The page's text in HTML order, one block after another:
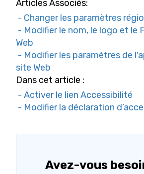
Articles Associés:
- Changer les paramètres
- Modifier le nom, le logo et le
Web
- Modifier les paramètres de
site Web
Dans cet article :
- Activer le lien Accessibilité
- Modifier la déclaration
Avez-vous